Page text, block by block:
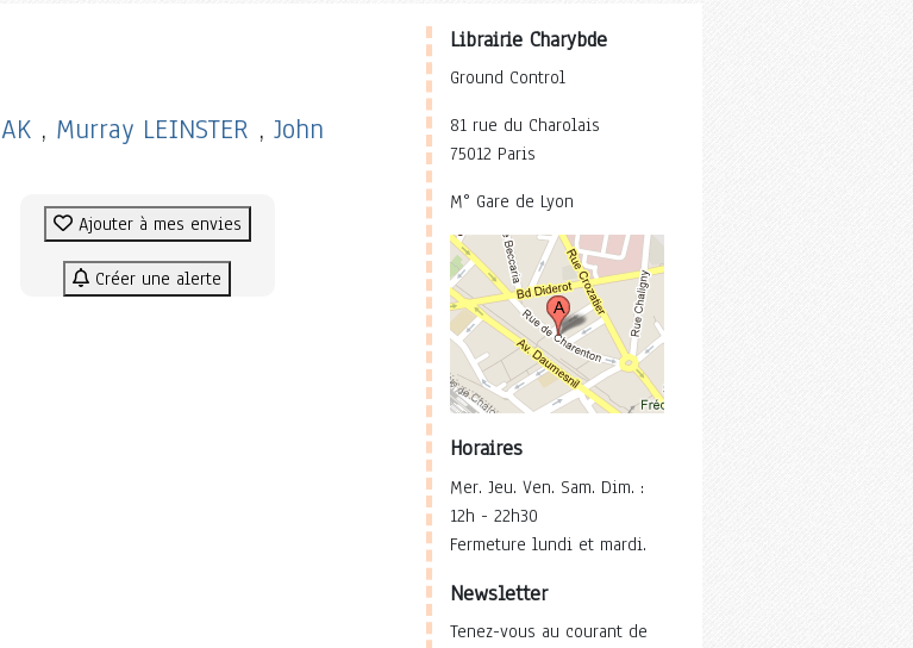
, Murray LEINSTER , John
Ajouter à mes envies
Créer une alerte
Librairie Charybde
Ground Control
81 rue du Charolais
75012 Paris
M° Gare de Lyon
Horaires
Mer. Jeu. Ven. Sam. Dim. :
12h - 22h30
Fermeture lundi et mardi.
Newsletter
Tenez-vous au courant de